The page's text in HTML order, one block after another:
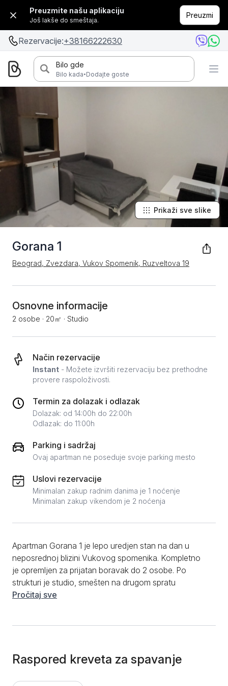
Preuzmite našu aplikaciju
Još lakše do smeštaja.
Preuzmi
Rezervacije:+38166222630
Bilo gde
Bilo kada·Dodajte goste
Gorana 1
Beograd, Zvezdara, Vukov Spomenik, Ruzveltova 19
Prikaži sve slike
Osnovne informacije
2 osobe · 20㎡ · Studio
Način rezervacije
Instant - Možete izvršiti rezervaciju bez prethodne
provere raspoloživosti.
Termin za dolazak i odlazak
Dolazak: od 14:00h do 22:00h
Odlazak: do 11:00h
Parking i sadržaj
Ovaj apartman ne poseduje svoje parking mesto
Uslovi rezervacije
Minimalan zakup radnim danima je 1 noćenje
Minimalan zakup vikendom je 2 noćenja
Apartman Gorana 1 je lepo uredjen stan na dan u
neposrednoj blizini Vukovog spomenika. Kompletno
je opremljen za prijatan boravak do 2 osobe. Po
strukturi je studio, smešten na drugom spratu
stambene zgrade. Sastoji se od komforne prostorije u
uredjaj. Lokacija apartmana Gorana 1 je izuzetna za
sve koji žele da istraže Beograd. U blizini se nalazi
Vukov spomenik, kao i veliki trg sa brojnim kafićima i
Pročitaj sve
Raspored kreveta za spavanje